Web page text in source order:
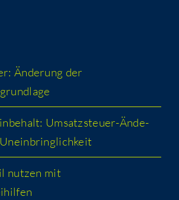
Ände­rung der
Umsatz­steu­er-Ände­
nut­zen mit